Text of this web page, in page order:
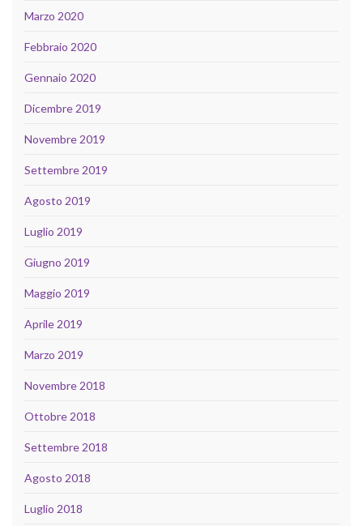
Marzo 2020
Febbraio 2020
Gennaio 2020
Dicembre 2019
Novembre 2019
Settembre 2019
Agosto 2019
Luglio 2019
Giugno 2019
Maggio 2019
Aprile 2019
Marzo 2019
Novembre 2018
Ottobre 2018
Settembre 2018
Agosto 2018
Luglio 2018